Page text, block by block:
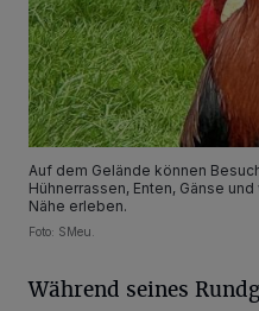
Auf dem Gelände können
Hühnerrassen, Enten, Gänse
Nähe erleben.
Foto: SMeu.
Während seines